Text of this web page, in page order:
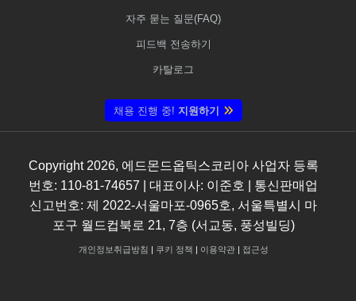
자주 묻는 질문(FAQ)
피드백 전송하기
카탈로그
채용 진행 중! 지원하기
Copyright 2026, 에드몬드옵틱스코리아 사업자 등록
번호: 110-81-74657 | 대표이사: 이준호 | 통신판매업
신고번호: 제 2022-서울마포-0965호, 서울특별시 마
포구 월드컵북로 21, 7층 (서교동, 풍성빌딩)
개인정보취급방침 | 쿠키 정책 | 이용약관| 접근성